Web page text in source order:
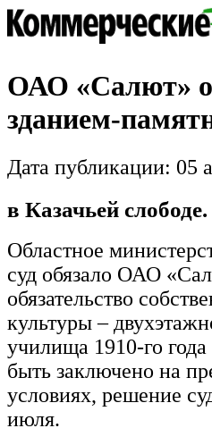
ОАО «Салют»
зданием-
Дата публикации: 05
в Казачьей слободе.
Областное
суд обязало ОАО
обязательство
культуры –
училища 1910-го
быть заключено на
условиях, решение
июля.